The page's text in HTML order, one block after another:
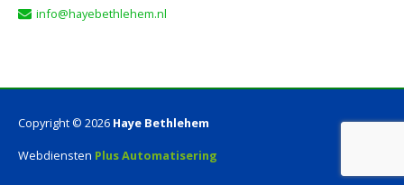
info@hayebethlehem.nl
Copyright © 2026 Haye Bethlehem
Webdiensten Plus Automatisering